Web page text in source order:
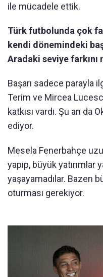
ile mücadele ettik.
Türk futbolunda çok
kendi dönemindeki
Aradaki seviye farkını
Başarı sadece parayla
Terim ve Mircea
katkısı vardı. Şu an da
ediyor.
Mesela Fenerbahçe
yapıp, büyük yatırımlar
yaşayamadılar. Bazen
oturması gerekiyor.